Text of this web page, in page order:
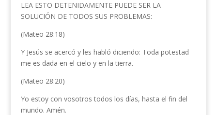
LEA ESTO DETENIDAMENTE PUEDE SER LA
SOLUCIÓN DE TODOS SUS PROBLEMAS:
(Mateo 28:18)
Y Jesús se acercó y les habló diciendo: Toda potestad
me es dada en el cielo y en la tierra.
(Mateo 28:20)
Yo estoy con vosotros todos los días, hasta el fin del
mundo. Amén.